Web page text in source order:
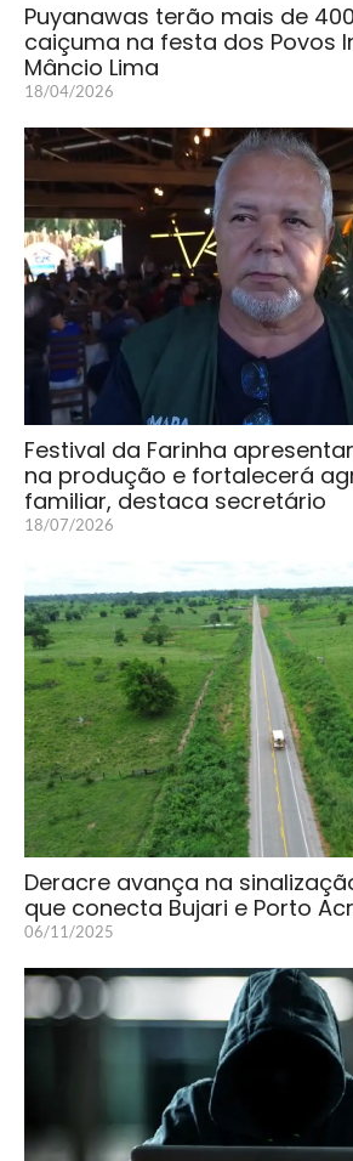
Puyanawas terão mais de
caiçuma na festa dos Povos
Mâncio Lima
18/04/2026
Festival da Farinha
na produção e fortalecerá
familiar, destaca secretário
18/07/2026
Deracre avança na
que conecta Bujari e Porto
06/11/2025